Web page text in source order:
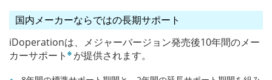
国内メーカーならではの長期サポート
iDoperationは、メジャーバージョン発売後10年間のメー
カーサポート ※ が提供されます。